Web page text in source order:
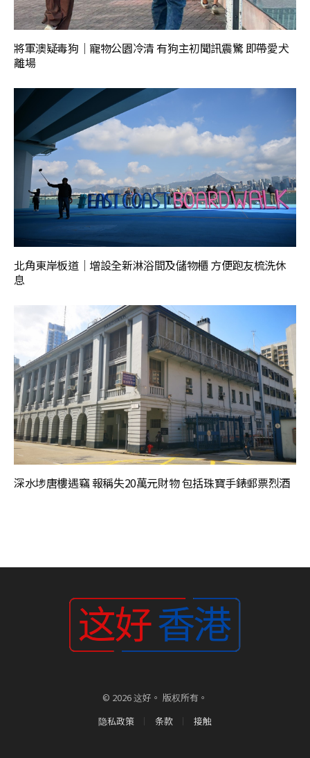
將軍澳疑毒狗｜寵物公園冷清 有狗主初聞訊震驚 即帶愛犬
離場
北角東岸板道｜增設全新淋浴間及儲物櫃 方便跑友梳洗休
息
深水埗唐樓遇竊 報稱失20萬元財物 包括珠寶手錶郵票烈酒
© 2026 这好。 版权所有。
隐私政策
条款 接触